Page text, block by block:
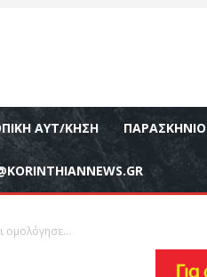
ΑΥΤ/ΚΗΣΗ ΠΑΡΑΣΚΉΝΙΟ
ομολόγησε...